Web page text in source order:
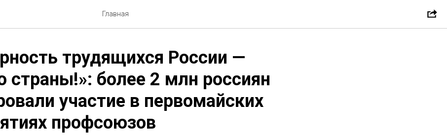
Главная
трудящихся России —
страны!»: более 2 млн россиян
участие в первомайских
профсоюзов